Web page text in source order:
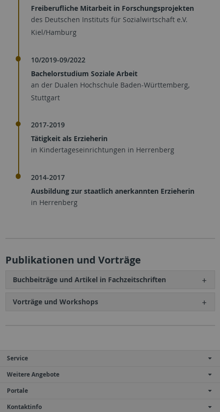
Freiberufliche Mitarbeit in Forschungsprojekten
des Deutschen Instituts für Sozialwirtschaft e.V.
Kiel/Hamburg
10/2019-09/2022
Bachelorstudium Soziale Arbeit
an der Dualen Hochschule Baden-Württemberg,
Stuttgart
2017-2019
Tätigkeit als Erzieherin
in Kindertageseinrichtungen in Herrenberg
2014-2017
Ausbildung zur staatlich anerkannten Erzieherin
in Herrenberg
Publikationen und Vorträge
Buchbeiträge und Artikel in Fachzeitschriften
Vorträge und Workshops
Service
Weitere Angebote
Portale
Kontaktinfo